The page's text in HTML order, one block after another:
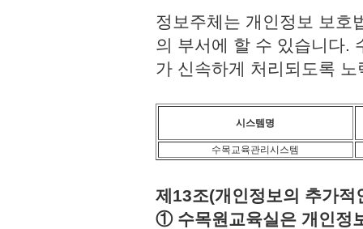
정보주체는 개인정보 보호
의 부서에 할 수 있습니다.
가 신속하게 처리되도록
시스템명
수목교육관리시스템
제13조(개인정보의 추가적
① 수목원교육실은 개인정